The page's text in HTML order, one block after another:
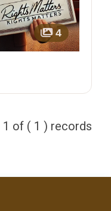
4
1 of ( 1 ) records